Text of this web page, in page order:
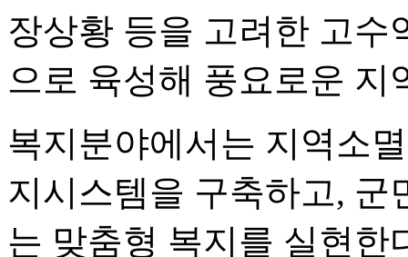
장상황 등을 고려한 고
으로 육성해 풍요로운 지
복지분야에서는 지역소
지시스템을 구축하고, 군
는 맞춤형 복지를 실현한